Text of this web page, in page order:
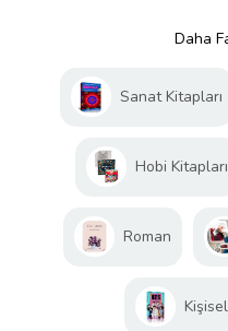
Daha
Sanat Kitapları
Hobi Kitapları
Roman